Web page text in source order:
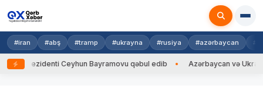
#iran #abş #tramp #ukrayna #rusiya #azərbaycan
Ceyhun Bayramovu qəbul edib Azərbaycan və Ukrayna XİN